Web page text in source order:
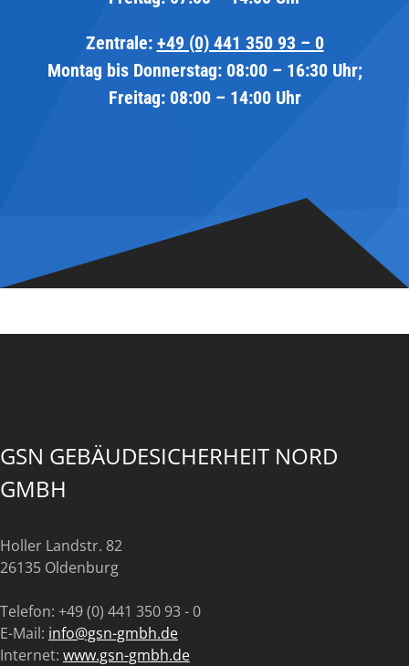
Zentrale: +49 (0) 441 350 93 – 0
Montag bis Donnerstag: 08:00 – 16:30 Uhr;
Freitag: 08:00 – 14:00 Uhr
GSN GEBÄUDESICHERHEIT NORD
GMBH
Holler Landstr. 82
26135 Oldenburg
Telefon: +49 (0) 441 350 93 - 0
E-Mail: info@gsn-gmbh.de
Internet: www.gsn-gmbh.de